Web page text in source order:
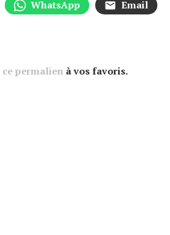
WhatsApp
Email
ce permalien à vos favoris.